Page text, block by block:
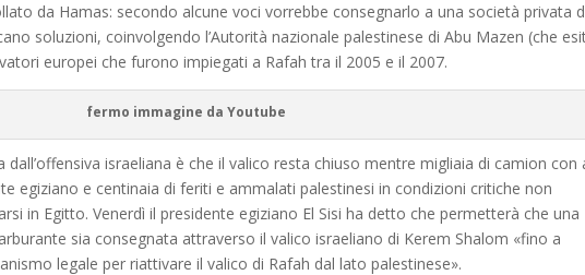
da Hamas: secondo alcune voci vorrebbe consegnarlo a una società privata
soluzioni, coinvolgendo l’Autorità nazionale palestinese di Abu Mazen (che
europei che furono impiegati a Rafah tra il 2005 e il 2007.
fermo immagine da Youtube
israeliana è che il valico resta chiuso mentre migliaia di camion con
egiziano e centinaia di feriti e ammalati palestinesi in condizioni critiche non
in Egitto. Venerdì il presidente egiziano El Sisi ha detto che permetterà che una
sia consegnata attraverso il valico israeliano di Kerem Shalom «fino a
legale per riattivare il valico di Rafah dal lato palestinese».